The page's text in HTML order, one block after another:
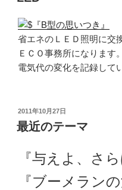
日:
省エネのＬＥＤ照明に交換
ＥＣＯ事務所になります。
電気代の変化を記録して
投
稿
日:
2011年10月27日
最近のテーマ
『与えよ、さ
『ブーメランの